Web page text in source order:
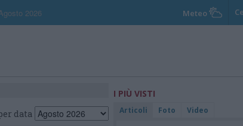
2026 Meteo
data
I PIÙ VISTI
Articoli Foto Video